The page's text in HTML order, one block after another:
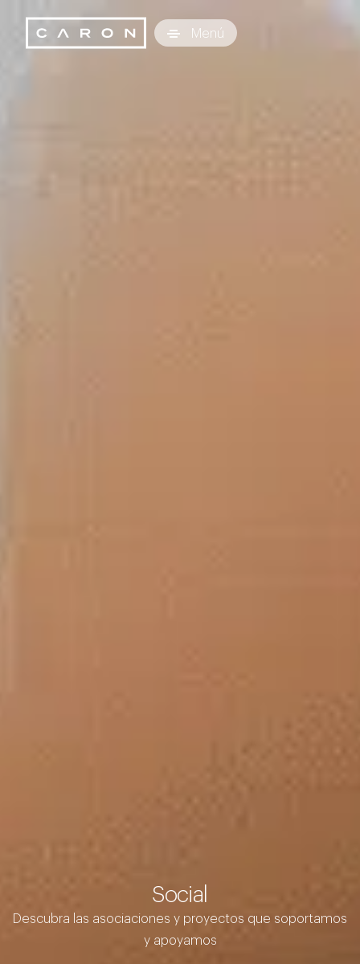
Caron Technology S.r.l.
Menú
Social
Descubra las asociaciones y proyectos que soportamos
y apoyamos